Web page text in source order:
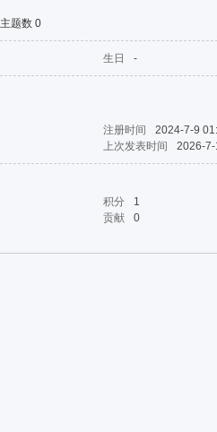
主题数 0
生日 -
注册时间
2024-7-9
上次发表时间 2026-
积分
1
贡献 0